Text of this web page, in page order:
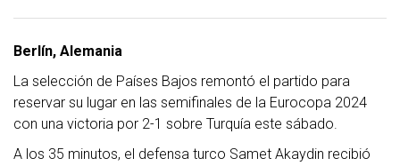
Berlín, Alemania
La selección de Países Bajos remontó el partido para
reservar su lugar en las semifinales de la Eurocopa 2024
con una victoria por 2-1 sobre Turquía este sábado.
A los 35 minutos, el defensa turco Samet Akaydin recibió